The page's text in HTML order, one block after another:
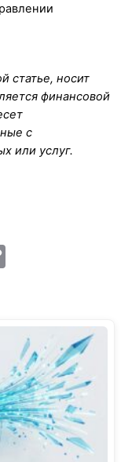
статье, носит
финансовой
с
или услуг.
y
n
k